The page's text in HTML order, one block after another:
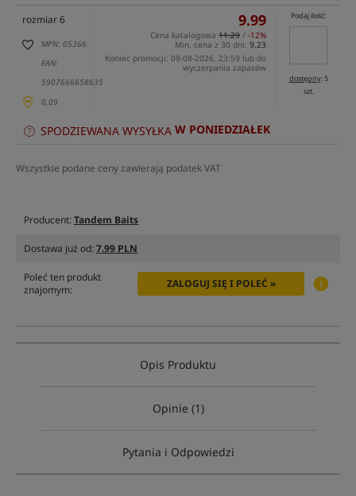
rozmiar 6
MPN: 05366
EAN:
5907666658635
0,09
9.99
Cena katalogowa 11.29 / -12%
Min. cena z 30 dni: 9.23
Koniec promocji: 09-08-2026, 23:59 lub do
wyczerpania zapasów
Podaj ilość:
dostępny: 5
szt.
SPODZIEWANA WYSYŁKA W PONIEDZIAŁEK
Wszystkie podane ceny zawierają podatek VAT
Producent:Tandem Baits
Dostawa już od:7.99 PLN
Poleć ten produkt
znajomym:
ZALOGUJ SIĘ I POLEĆ »
Opis Produktu
Opinie (1)
Pytania i Odpowiedzi